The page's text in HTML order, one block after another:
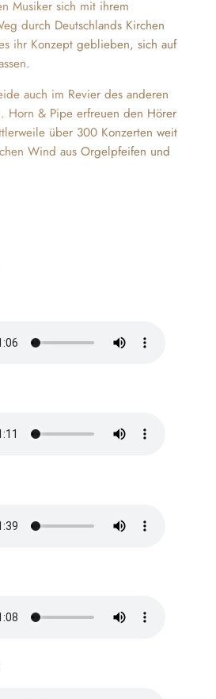
Musiker sich mit ihrem
durch Deutschlands Kirchen
ihr Konzept geblieben, sich auf
auch im Revier des anderen
Horn & Pipe erfreuen den Hörer
über 300 Konzerten weit
Wind aus Orgelpfeifen und